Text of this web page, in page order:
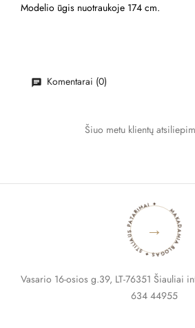
Modelio ūgis nuotraukoje 174 cm.
Komentarai (0)
Šiuo metu klientų
MAKADAMIA BLOGAS ✦ STILIAUS PATARIMAI ✦
→
Vasario 16-osios g.39, LT-76351 Šiauliai
634 44955